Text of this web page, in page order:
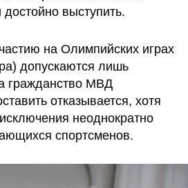
выступить.
на Олимпийских играх
допускаются лишь
гражданство МВД
отказывается, хотя
неоднократно
спортсменов.